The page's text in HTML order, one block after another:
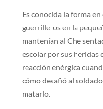
Es conocida la forma
guerrilleros en la
mantenían al Che
escolar por sus heridas
reacción enérgica
cómo desafió al
matarlo.